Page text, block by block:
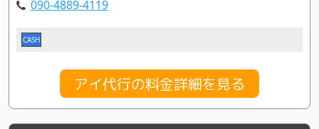
090-4889-4119
CASH
アイ代行の料金詳細を見る